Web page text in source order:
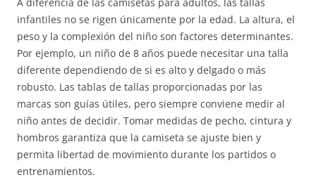
A diferencia de las camisetas para adultos, las tallas
infantiles no se rigen únicamente por la edad. La altura, el
peso y la complexión del niño son factores determinantes.
Por ejemplo, un niño de 8 años puede necesitar una talla
diferente dependiendo de si es alto y delgado o más
robusto. Las tablas de tallas proporcionadas por las
marcas son guías útiles, pero siempre conviene medir al
niño antes de decidir. Tomar medidas de pecho, cintura y
hombros garantiza que la camiseta se ajuste bien y
permita libertad de movimiento durante los partidos o
entrenamientos.